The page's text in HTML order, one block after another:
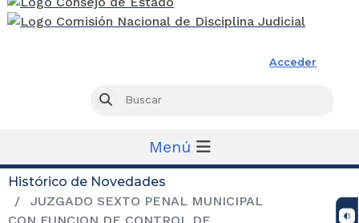
Acceder
Buscar
Menú
Histórico de Novedades
JUZGADO SEXTO PENAL MUNICIPAL
CON FUNCION DE CONTROL DE